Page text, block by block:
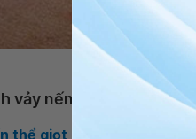
Hình ảnh
vảy nến thể giọt
thể giọt chủ yếu ảnh